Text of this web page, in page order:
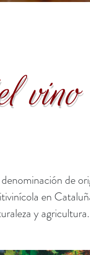
vino
denominación de
en
y agricultura.